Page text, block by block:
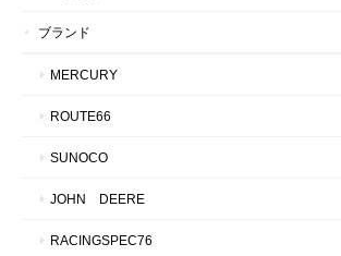
ブランド
MERCURY
ROUTE66
SUNOCO
JOHN DEERE
RACINGSPEC76